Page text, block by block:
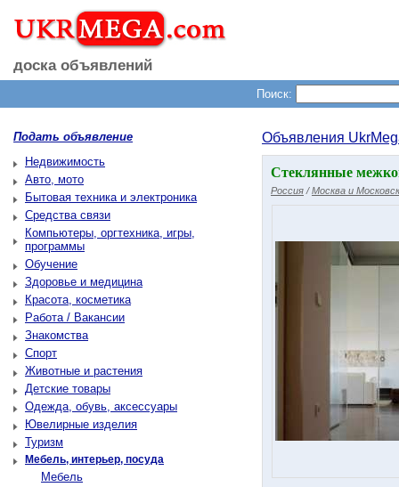
доска объявлений
Поиск:
Подать объявление
Недвижимость
Авто, мото
Бытовая техника и электроника
Средства связи
Компьютеры, оргтехника, игры,
программы
Обучение
Здоровье и медицина
Красота, косметика
Работа / Вакансии
Знакомства
Спорт
Животные и растения
Детские товары
Одежда, обувь, аксессуары
Ювелирные изделия
Туризм
Мебель, интерьер, посуда
Мебель
Объявления
Стеклянные
Россия /Москва и